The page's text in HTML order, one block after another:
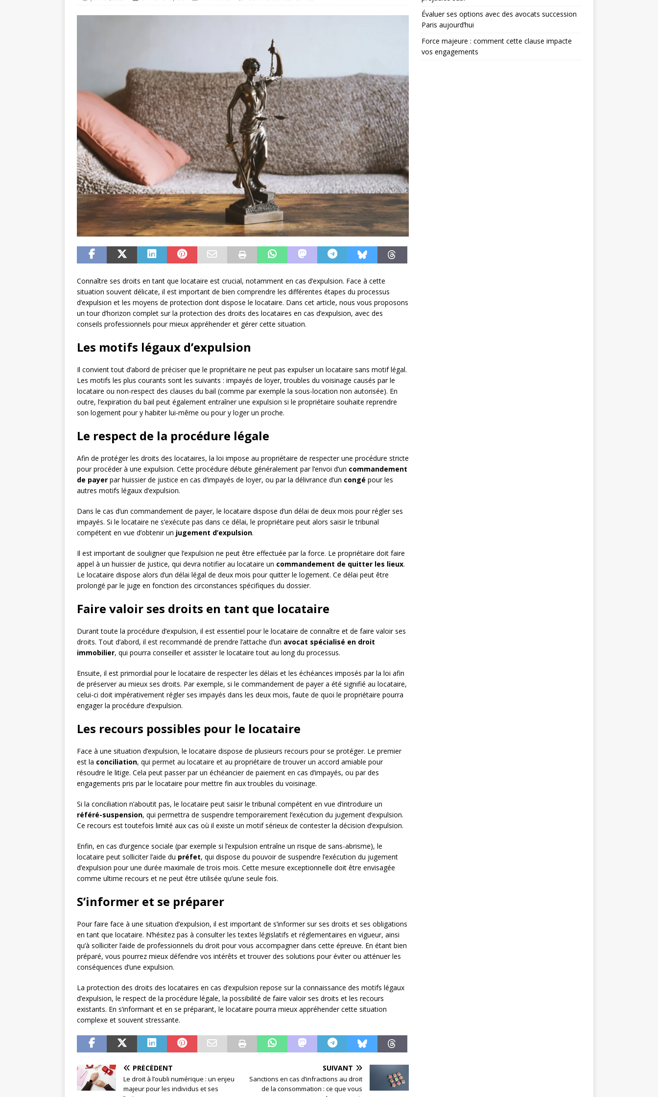
Connaître ses droits en tant que locataire est crucial, notamment en cas d’expulsion. Face à cette
situation souvent délicate, il est important de bien comprendre les différentes étapes du processus
d’expulsion et les moyens de protection dont dispose le locataire. Dans cet article, nous vous proposons
un tour d’horizon complet sur la protection des droits des locataires en cas d’expulsion, avec des
conseils professionnels pour mieux appréhender et gérer cette situation.
Les motifs légaux d’expulsion
Il convient tout d’abord de préciser que le propriétaire ne peut pas expulser un locataire sans motif légal.
Les motifs les plus courants sont les suivants : impayés de loyer, troubles du voisinage causés par le
locataire ou non-respect des clauses du bail (comme par exemple la sous-location non autorisée). En
outre, l’expiration du bail peut également entraîner une expulsion si le propriétaire souhaite reprendre
son logement pour y habiter lui-même ou pour y loger un proche.
Le respect de la procédure légale
Afin de protéger les droits des locataires, la loi impose au propriétaire de respecter une procédure stricte
pour procéder à une expulsion. Cette procédure débute généralement par l’envoi d’un commandement
de payer par huissier de justice en cas d’impayés de loyer, ou par la délivrance d’un congé pour les
autres motifs légaux d’expulsion.
Dans le cas d’un commandement de payer, le locataire dispose d’un délai de deux mois pour régler ses
impayés. Si le locataire ne s’exécute pas dans ce délai, le propriétaire peut alors saisir le tribunal
compétent en vue d’obtenir un jugement d’expulsion.
Il est important de souligner que l’expulsion ne peut être effectuée par la force. Le propriétaire doit faire
appel à un huissier de justice, qui devra notifier au locataire un commandement de quitter les lieux.
Le locataire dispose alors d’un délai légal de deux mois pour quitter le logement. Ce délai peut être
prolongé par le juge en fonction des circonstances spécifiques du dossier.
Faire valoir ses droits en tant que locataire
Durant toute la procédure d’expulsion, il est essentiel pour le locataire de connaître et de faire valoir ses
droits. Tout d’abord, il est recommandé de prendre l’attache d’un avocat spécialisé en droit
immobilier, qui pourra conseiller et assister le locataire tout au long du processus.
Ensuite, il est primordial pour le locataire de respecter les délais et les échéances imposés par la loi afin
de préserver au mieux ses droits. Par exemple, si le commandement de payer a été signifié au locataire,
celui-ci doit impérativement régler ses impayés dans les deux mois, faute de quoi le propriétaire pourra
engager la procédure d’expulsion.
Les recours possibles pour le locataire
Face à une situation d’expulsion, le locataire dispose de plusieurs recours pour se protéger. Le premier
est la conciliation, qui permet au locataire et au propriétaire de trouver un accord amiable pour
résoudre le litige. Cela peut passer par un échéancier de paiement en cas d’impayés, ou par des
engagements pris par le locataire pour mettre fin aux troubles du voisinage.
Si la conciliation n’aboutit pas, le locataire peut saisir le tribunal compétent en vue d’introduire un
référé-suspension, qui permettra de suspendre temporairement l’exécution du jugement d’expulsion.
Ce recours est toutefois limité aux cas où il existe un motif sérieux de contester la décision d’expulsion.
Enfin, en cas d’urgence sociale (par exemple si l’expulsion entraîne un risque de sans-abrisme), le
locataire peut solliciter l’aide du préfet, qui dispose du pouvoir de suspendre l’exécution du jugement
d’expulsion pour une durée maximale de trois mois. Cette mesure exceptionnelle doit être envisagée
comme ultime recours et ne peut être utilisée qu’une seule fois.
S’informer et se préparer
Pour faire face à une situation d’expulsion, il est important de s’informer sur ses droits et ses obligations
en tant que locataire. N’hésitez pas à consulter les textes législatifs et réglementaires en vigueur, ainsi
qu’à solliciter l’aide de professionnels du droit pour vous accompagner dans cette épreuve. En étant bien
préparé, vous pourrez mieux défendre vos intérêts et trouver des solutions pour éviter ou atténuer les
conséquences d’une expulsion.
La protection des droits des locataires en cas d’expulsion repose sur la connaissance des motifs légaux
d’expulsion, le respect de la procédure légale, la possibilité de faire valoir ses droits et les recours
existants. En s’informant et en se préparant, le locataire pourra mieux appréhender cette situation
complexe et souvent stressante.
PRÉCÉDENT
Le droit à l’oubli numérique : un enjeu
majeur pour les individus et ses
SUIVANT
Sanctions en cas d’infractions au droit
de la consommation : ce que vous
Évaluer ses options avec des avocats succession
Paris aujourd’hui
Force majeure : comment cette clause impacte
vos engagements